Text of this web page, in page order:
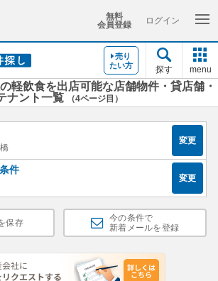
無料
会員登録
ログイン
売り
たい方
探す menu
軽飲食を出店可能な店舗物件・貸店舗・
ナント一覧
（4ページ目）
変更
件
変更
保存
今の条件で
新着メールを登録